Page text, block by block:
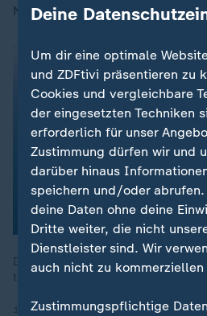
Nachwuchs zu testen und zu
Die globale Wirtschaft wäre ohne
transportieren 90 Prozent des
16.05.2021 | 43:33 min
Deine
Um dir eine optimale
und ZDFtivi präsentieren zu
Cookies und vergleichbare
der eingesetzten Techniken
erforderlich für unser
Zustimmung dürfen wir und
darüber hinaus
speichern und/oder
deine Daten ohne deine
Dritte weiter, die nicht
Dienstleister sind. Wir
auch nicht zu kommerziellen
Zustimmungspflichtige